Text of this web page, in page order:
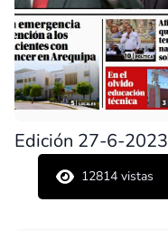
Edición 27-6-2023
12814 vistas